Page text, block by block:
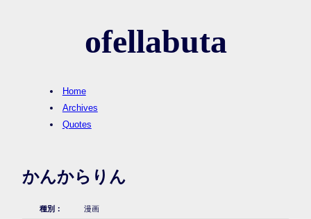
ofellabuta
Home
Archives
Quotes
かんからりん
種別： 漫画